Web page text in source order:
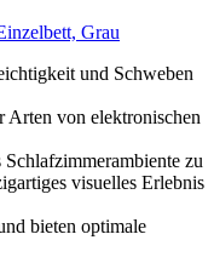
Grau
und Schweben
Arten von elektronischen
zu
visuelles Erlebnis
bieten optimale